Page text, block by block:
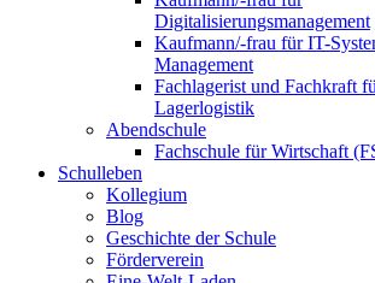
Digitalisierungsmanagement
Kaufmann/-frau für IT-
Management
Fachlagerist und Fachkraft
Lagerlogistik
Abendschule
Fachschule für Wirtschaft
Schulleben
Kollegium
Blog
Geschichte der Schule
Förderverein